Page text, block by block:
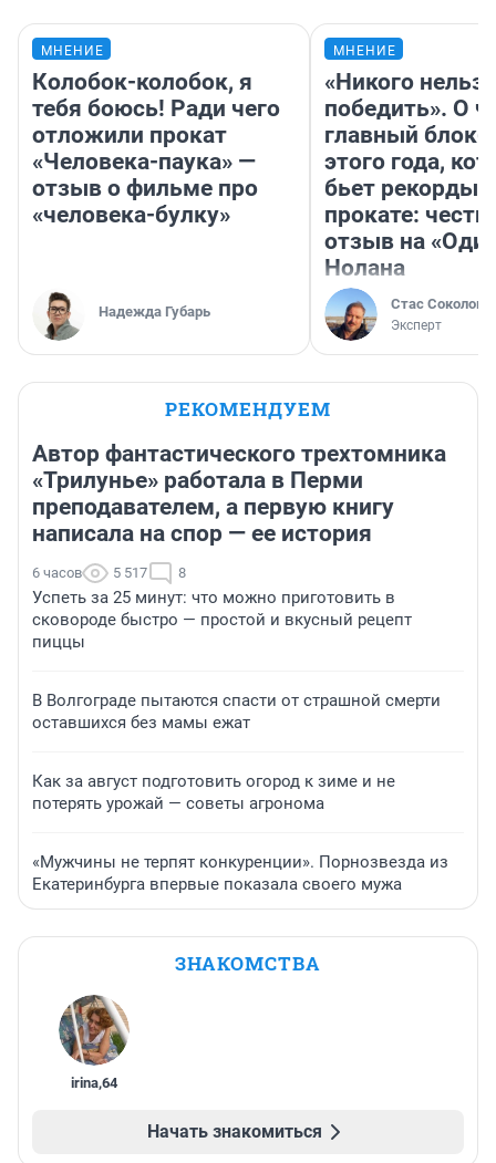
МНЕНИЕ
Колобок-колобок, я
тебя боюсь! Ради чего
отложили прокат
«Человека-паука» —
отзыв о фильме про
«человека-булку»
Надежда Губарь
МНЕНИЕ
«Никого нельзя
победить». О
главный
этого года,
бьет рекорды в
прокате:
отзыв на
Нолана
Стас Соколов
Эксперт
РЕКОМЕНДУЕМ
Автор фантастического трехтомника
«Трилунье» работала в Перми
преподавателем, а первую книгу
написала на спор — ее история
6 часов 5 517 8
Успеть за 25 минут: что можно приготовить в
сковороде быстро — простой и вкусный рецепт
пиццы
В Волгограде пытаются спасти от страшной смерти
оставшихся без мамы ежат
Как за август подготовить огород к зиме и не
потерять урожай — советы агронома
«Мужчины не терпят конкуренции». Порнозвезда из
Екатеринбурга впервые показала своего мужа
ЗНАКОМСТВА
irina,64
Начать знакомиться